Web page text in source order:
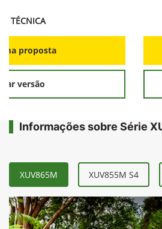
TÉCNICA
proposta
versão
Informações sobre Série
XUV865M XUV855M S4